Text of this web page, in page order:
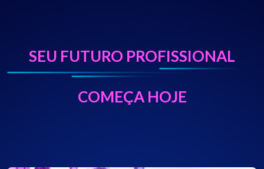
SEU FUTURO PROFISSIONAL
COMEÇA HOJE